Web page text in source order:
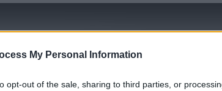
My Personal Information
opt-out of the sale, sharing to third parties, or